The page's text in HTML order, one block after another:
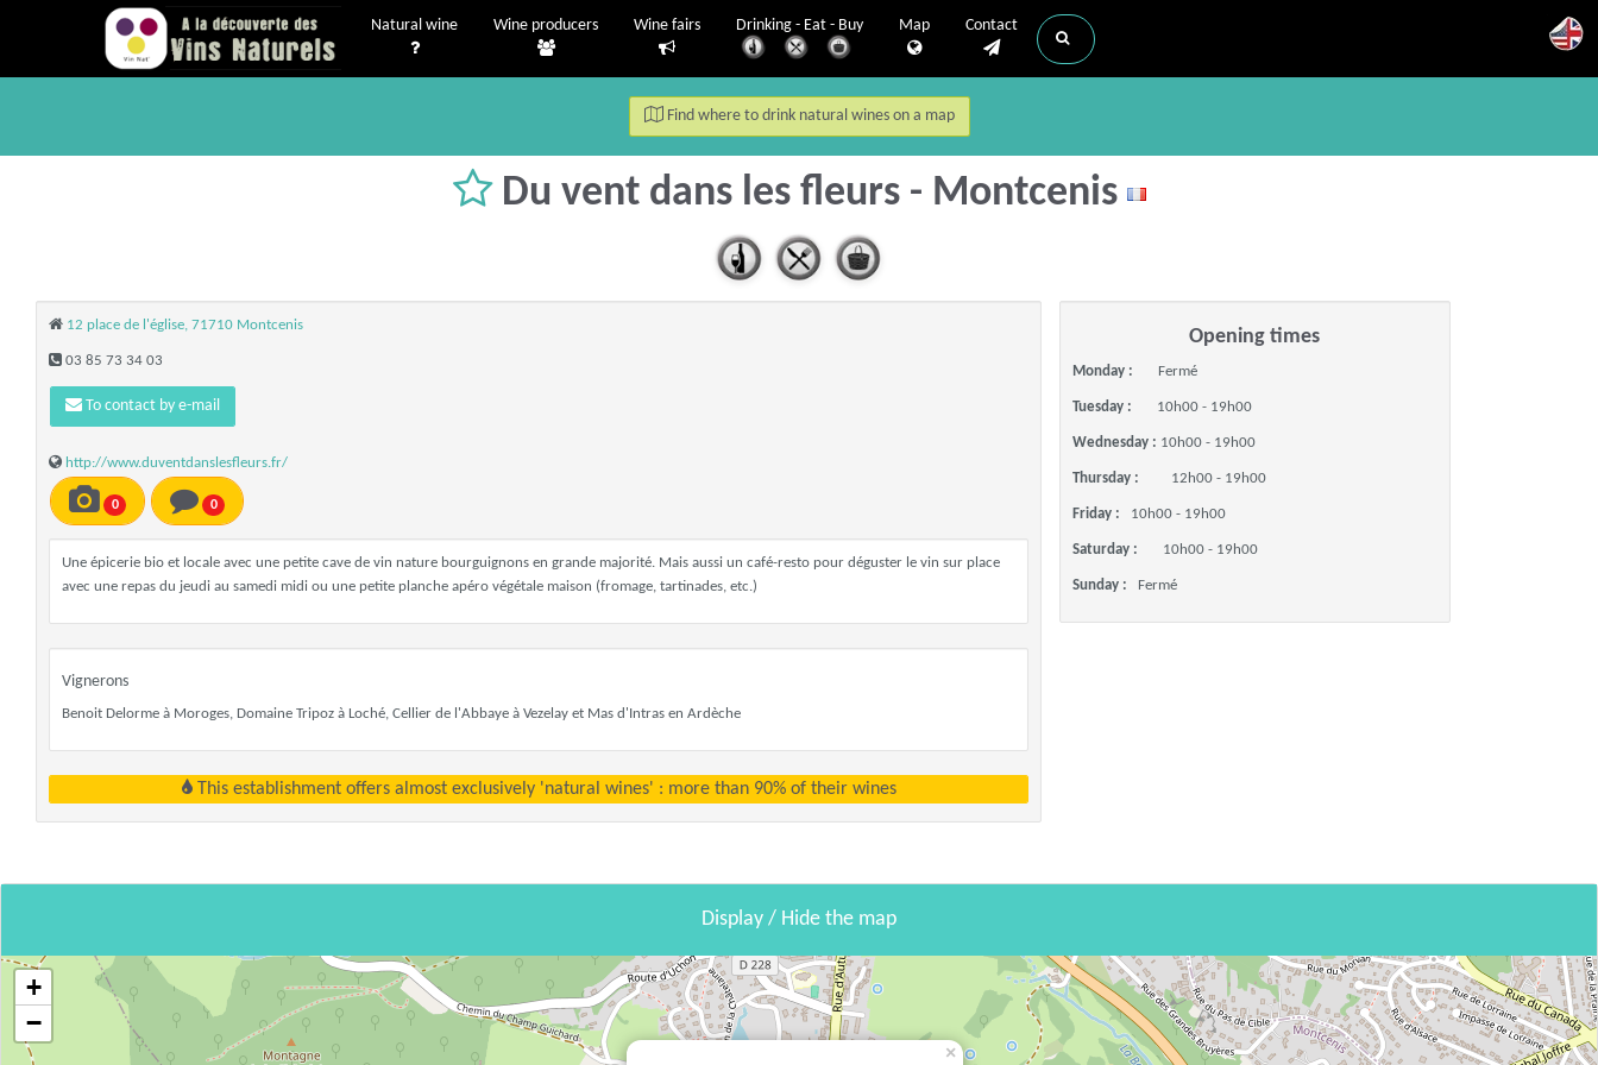
Natural wine Wine producers Wine fairs Drinking - Eat - Buy Map Contact
Find where to drink natural wines on a map
Du vent dans les fleurs - Montcenis
12 place de l'église, 71710 Montcenis
03 85 73 34 03
To contact by e-mail
http://www.duventdanslesfleurs.fr/
0 0
Une épicerie bio et locale avec une petite cave de vin nature bourguignons en grande majorité. Mais aussi un café-resto pour déguster le vin sur place
avec une repas du jeudi au samedi midi ou une petite planche apéro végétale maison (fromage, tartinades, etc.)
Vignerons
Benoit Delorme à Moroges, Domaine Tripoz à Loché, Cellier de l'Abbaye à Vezelay et Mas d'Intras en Ardèche
This establishment offers almost exclusively 'natural wines' : more than 90% of their wines
Opening times
Monday : Fermé
Tuesday : 10h00 - 19h00
Wednesday : 10h00 - 19h00
Thursday : 12h00 - 19h00
Friday : 10h00 - 19h00
Saturday : 10h00 - 19h00
Sunday : Fermé
Display / Hide the map
×
+
−